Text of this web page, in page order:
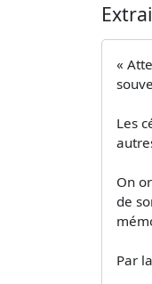
«
Les
On
de
Par